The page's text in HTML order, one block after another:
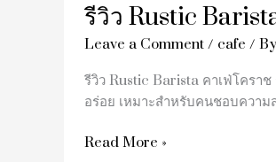
รีวิว Rustic
Leave a Comment / cafe / By
รีวิว Rustic Barista คาเฟ่โครา
อร่อย เหมาะสำหรับคนชอบควา
Read More »